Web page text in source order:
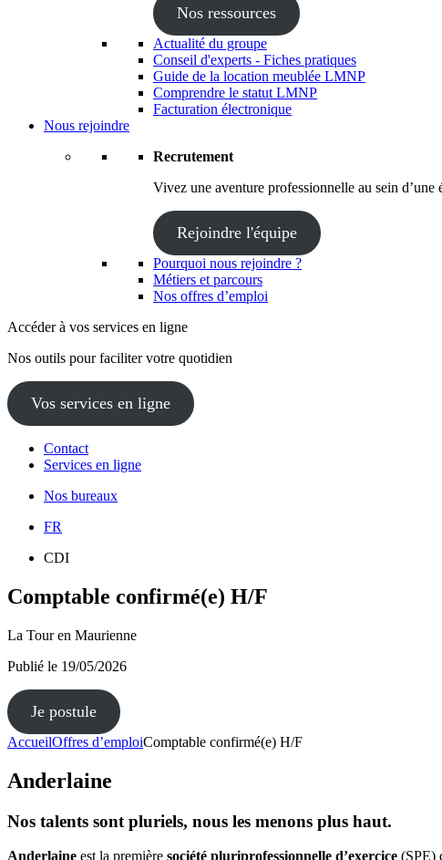
Nos ressources
Actualité du groupe
Conseil d'experts - Fiches pratiques
Guide de la location meublée LMNP
Comprendre le statut LMNP
Facturation électronique
Nous rejoindre
Recrutement
Vivez une aventure professionnelle au sein
Rejoindre l'équipe
Pourquoi nous rejoindre ?
Métiers et parcours
Nos offres d’emploi
Accéder à vos services en ligne
Nos outils pour faciliter votre quotidien
Vos services en ligne
Contact
Services en ligne
Nos bureaux
FR
CDI
Comptable confirmé(e) H/F
La Tour en Maurienne
Publié le 19/05/2026
Je postule
AccueilOffres d’emploiComptable confirmé(e) H/F
Anderlaine
Nos talents sont pluriels, nous les menons plus haut.
Anderlaine est la première société pluriprofessionnelle d’exercice (SPE)